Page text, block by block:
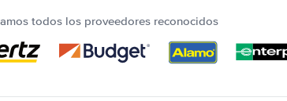
todos los proveedores reconocidos